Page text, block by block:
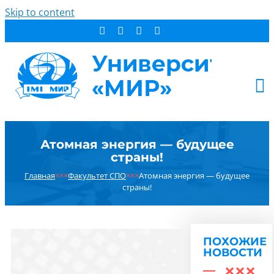
Skip to content
СТУДЕНТУ
НОВОСТИ
Атомная энергия — будущее
страны!
Главная×××Факультет СПО×××Атомная энергия — будущее
страны!
ПОХОЖИЕ
НОВОСТИ